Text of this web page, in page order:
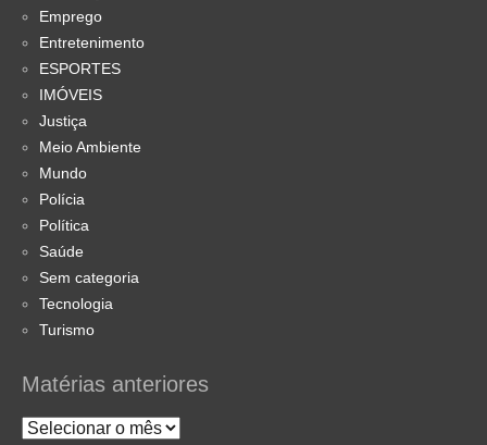
Emprego
Entretenimento
ESPORTES
IMÓVEIS
Justiça
Meio Ambiente
Mundo
Polícia
Política
Saúde
Sem categoria
Tecnologia
Turismo
Matérias anteriores
Matérias